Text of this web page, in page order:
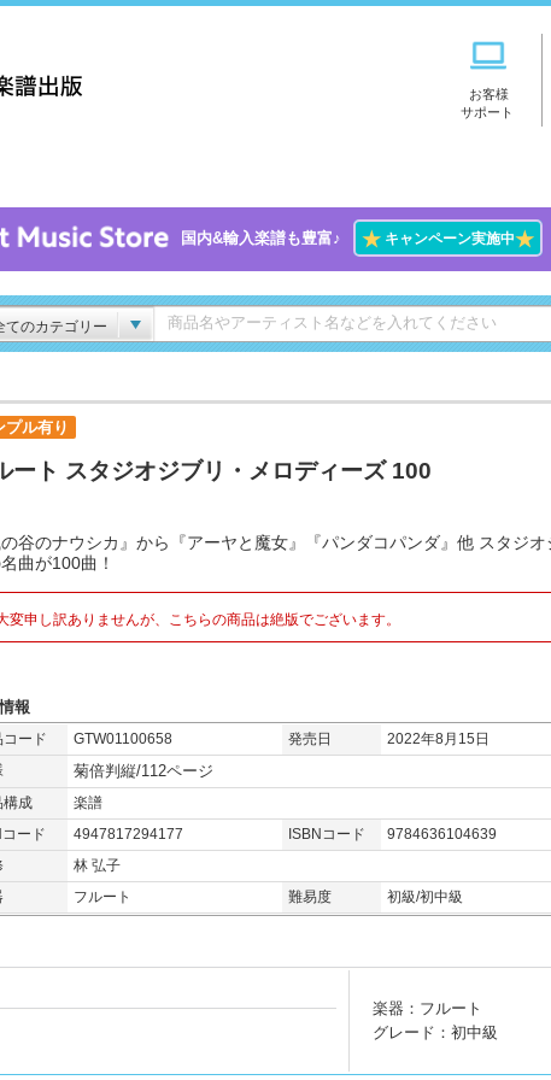
お客様
サポート
国内&輸入楽譜も豊富♪ ★キャンペーン実施中★
てのカテゴリー
プル有り
ート スタジオジブリ・メロディーズ 100
の谷のナウシカ』から『アーヤと魔女』『パンダコパンダ』他 スタジオ
曲が100曲！
変申し訳ありませんが、こちらの商品は絶版でございます。
報
コード GTW01100658 発売日
2022年8月15日
菊倍判縦/112ページ
構成
楽譜
ード
4947817294177 ISBNコード
9784636104639
林 弘子
フルート 難易度 初級/初中級
楽器：フルート
グレード：初中級